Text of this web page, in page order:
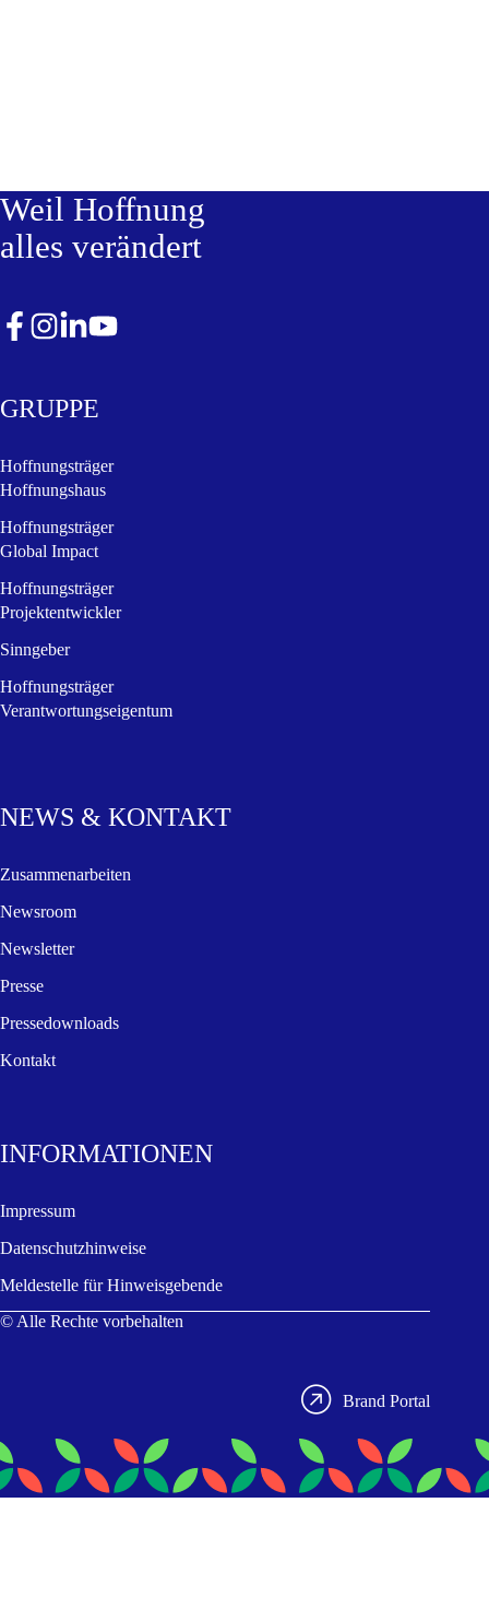
Weil Hoffnung
alles verändert
GRUPPE
Hoffnungsträger
Hoffnungshaus
Hoffnungsträger
Global Impact
Hoffnungsträger
Projektentwickler
Sinngeber
Hoffnungsträger
Verantwortungseigentum
NEWS & KONTAKT
Zusammenarbeiten
Newsroom
Newsletter
Presse
Pressedownloads
Kontakt
INFORMA­TIONEN
Impressum
Datenschutzhinweise
Meldestelle für Hinweisgebende
© Alle Rechte vorbehalten
 Brand Portal